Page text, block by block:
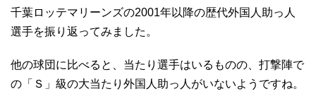
千葉ロッテマリーンズの2001年以降の歴代外国人助っ人
選手を振り返ってみました。
他の球団に比べると、当たり選手はいるものの、打撃陣で
の「Ｓ」級の大当たり外国人助っ人がいないようですね。